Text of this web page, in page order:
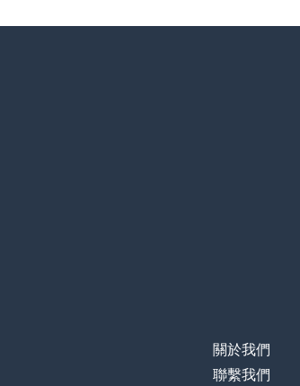
關於我們
聯繫我們